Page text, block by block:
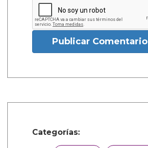
Publicar Comentario
Categorías: